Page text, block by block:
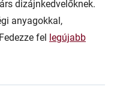
dizájnkedvelőknek.
anyagokkal,
fel legújabb